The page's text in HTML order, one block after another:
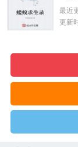
最近
更新